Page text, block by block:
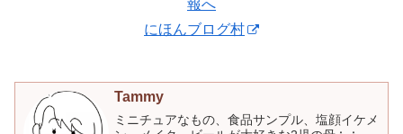
にほんブログ村
Tammy
ミニチュアなもの、食品サンプル、塩顔イケメ